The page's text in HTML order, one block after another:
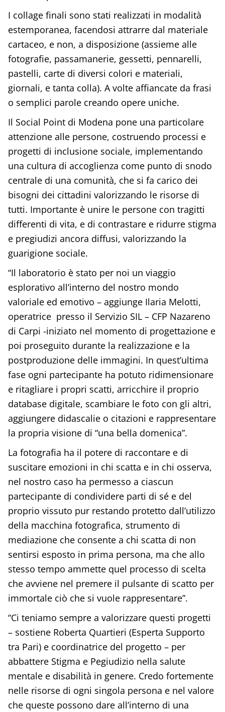
I collage finali sono stati realizzati in modalità
estemporanea, facendosi attrarre dal materiale
cartaceo, e non, a disposizione (assieme alle
fotografie, passamanerie, gessetti, pennarelli,
pastelli, carte di diversi colori e materiali,
giornali, e tanta colla). A volte affiancate da frasi
o semplici parole creando opere uniche.
Il Social Point di Modena pone una particolare
attenzione alle persone, costruendo processi e
progetti di inclusione sociale, implementando
una cultura di accoglienza come punto di snodo
centrale di una comunità, che si fa carico dei
bisogni dei cittadini valorizzando le risorse di
tutti. Importante è unire le persone con tragitti
differenti di vita, e di contrastare e ridurre stigma
e pregiudizi ancora diffusi, valorizzando la
guarigione sociale.
“Il laboratorio è stato per noi un viaggio
esplorativo all’interno del nostro mondo
valoriale ed emotivo – aggiunge Ilaria Melotti,
operatrice presso il Servizio SIL – CFP Nazareno
di Carpi -iniziato nel momento di progettazione e
poi proseguito durante la realizzazione e la
postproduzione delle immagini. In quest’ultima
fase ogni partecipante ha potuto ridimensionare
e ritagliare i propri scatti, arricchire il proprio
database digitale, scambiare le foto con gli altri,
aggiungere didascalie o citazioni e rappresentare
la propria visione di “una bella domenica”.
La fotografia ha il potere di raccontare e di
suscitare emozioni in chi scatta e in chi osserva,
nel nostro caso ha permesso a ciascun
partecipante di condividere parti di sé e del
proprio vissuto pur restando protetto dall’utilizzo
della macchina fotografica, strumento di
mediazione che consente a chi scatta di non
sentirsi esposto in prima persona, ma che allo
stesso tempo ammette quel processo di scelta
che avviene nel premere il pulsante di scatto per
immortale ciò che si vuole rappresentare”.
“Ci teniamo sempre a valorizzare questi progetti
– sostiene Roberta Quartieri (Esperta Supporto
tra Pari) e coordinatrice del progetto – per
abbattere Stigma e Pegiudizio nella salute
mentale e disabilità in genere. Credo fortemente
nelle risorse di ogni singola persona e nel valore
che queste possono dare all’interno di una